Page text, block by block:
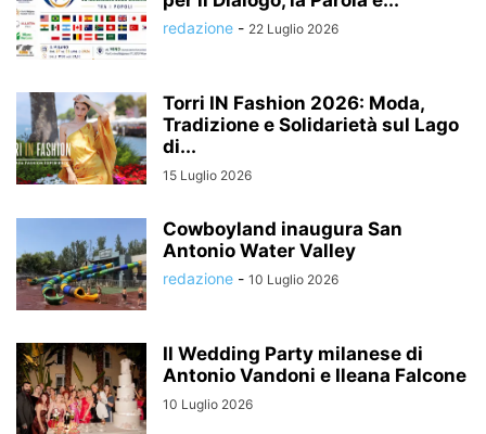
redazione - 22 Luglio 2026
Torri IN Fashion 2026: Moda,
Tradizione e Solidarietà sul Lago
di...
15 Luglio 2026
Cowboyland inaugura San
Antonio Water Valley
redazione - 10 Luglio 2026
Il Wedding Party milanese di
Antonio Vandoni e Ileana Falcone
10 Luglio 2026